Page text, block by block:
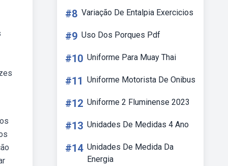
#8 Variação De Entalpia Exercicios
#9 Uso Dos Porques Pdf
#10 Uniforme Para Muay Thai
#11 Uniforme Motorista De Onibus
#12 Uniforme 2 Fluminense 2023
#13 Unidades De Medidas 4 Ano
#14 Unidades De Medida Da
Energia